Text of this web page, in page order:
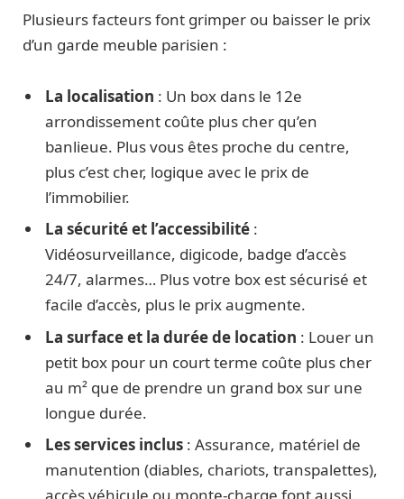
Plusieurs facteurs font grimper ou baisser le prix
d’un garde meuble parisien :
La localisation : Un box dans le 12e
arrondissement coûte plus cher qu’en
banlieue. Plus vous êtes proche du centre,
plus c’est cher, logique avec le prix de
l’immobilier.
La sécurité et l’accessibilité :
Vidéosurveillance, digicode, badge d’accès
24/7, alarmes… Plus votre box est sécurisé et
facile d’accès, plus le prix augmente.
La surface et la durée de location : Louer un
petit box pour un court terme coûte plus cher
au m² que de prendre un grand box sur une
longue durée.
Les services inclus : Assurance, matériel de
manutention (diables, chariots, transpalettes),